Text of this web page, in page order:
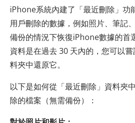
iPhone系統內建了「最近刪除」功
用戶刪除的數據，例如照片、筆記
備份的情況下恢復iPhone數據的首
資料是在過去 30 天內的，您可以
料夾中還原它。
以下是如何從「最近刪除」資料夾
除的檔案（無需備份）：